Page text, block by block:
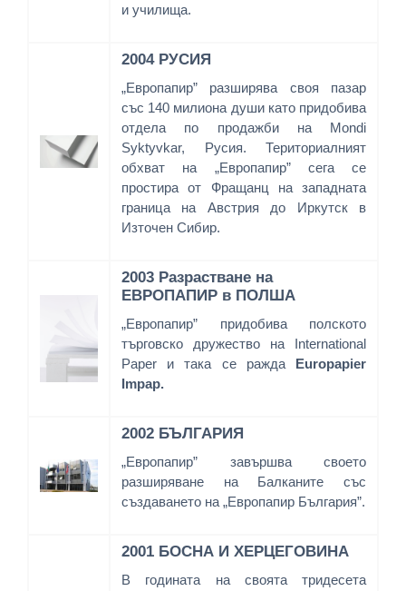
и училища.
2004 РУСИЯ
„Европапир” разширява своя пазар
със 140 милиона души като придобива
отдела по продажби на Mondi
Syktyvkar, Русия. Териториалният
обхват на „Европапир” сега се
простира от Фращанц на западната
граница на Австрия до Иркутск в
Източен Сибир.
2003 Разрастване на
ЕВРОПАПИР в ПОЛША
„Европапир” придобива полското
търговско дружество на International
Paper и така се ражда Europapier
Impap.
2002 БЪЛГАРИЯ
„Европапир” завършва своето
разширяване на Балканите със
създаването на „Европапир България”.
2001 БОСНА И ХЕРЦЕГОВИНА
В годината на своята тридесета